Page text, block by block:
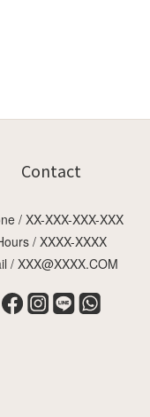
Contact
/ XX-XXX-XXX-XXX
/ XXXX-XXXX
/ XXX@XXXX.COM